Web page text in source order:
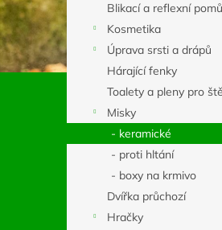
Blikací a reflexní
Kosmetika
Úprava srsti a drápů
Hárající fenky
Toalety a pleny pro
Misky
- keramické
- proti hltání
- boxy na krmivo
Dvířka průchozí
Hračky